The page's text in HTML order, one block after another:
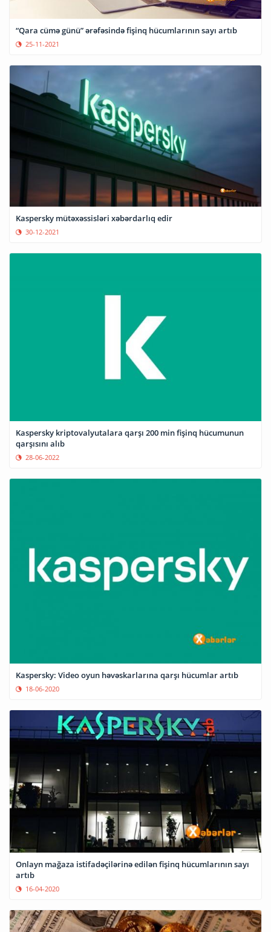
“Qara cümə günü” ərəfəsində fişinq hücumlarının sayı artıb
25-11-2021
Kaspersky mütəxəssisləri xəbərdarlıq edir
30-12-2021
Kaspersky kriptovalyutalara qarşı 200 min fişinq hücumunun
qarşısını alıb
28-06-2022
Kaspersky: Video oyun həvəskarlarına qarşı hücumlar artıb
18-06-2020
Onlayn mağaza istifadəçilərinə edilən fişinq hücumlarının sayı
artıb
16-04-2020